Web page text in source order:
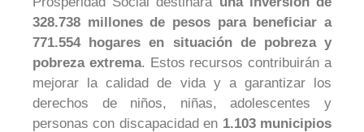
328.738 millones de pesos para beneficiar a
771.554 hogares en situación de pobreza y
pobreza extrema. Estos recursos contribuirán a
mejorar la calidad de vida y a garantizar los
derechos de niños, niñas, adolescentes y
personas con discapacidad en 1.103 municipios